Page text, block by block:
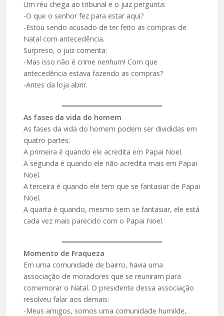
Um réu chega ao tribunal e o juiz pergunta:
-O que o senhor fez para estar aqui?
-Estou sendo acusado de ter feito as compras de
Natal com antecedência.
Surpreso, o juiz comenta:
-Mas isso não é crime nenhum! Com que
antecedência estava fazendo as compras?
-Antes da loja abrir.
As fases da vida do homem
As fases da vida do homem podem ser divididas em
quatro partes:
A primeira é quando ele acredita em Papai Noel.
A segunda é quando ele não acredita mais em Papai
Noel.
A terceira é quando ele tem que se fantasiar de Papai
Noel.
A quarta é quando, mesmo sem se fantasiar, ele está
cada vez mais parecido com o Papai Noel.
Momento de Fraqueza
Em uma comunidade de bairro, havia uma
associação de moradores que se reuniram para
comemorar o Natal. O presidente dessa associação
resolveu falar aos demais:
-Meus amigos, somos uma comunidade humilde,